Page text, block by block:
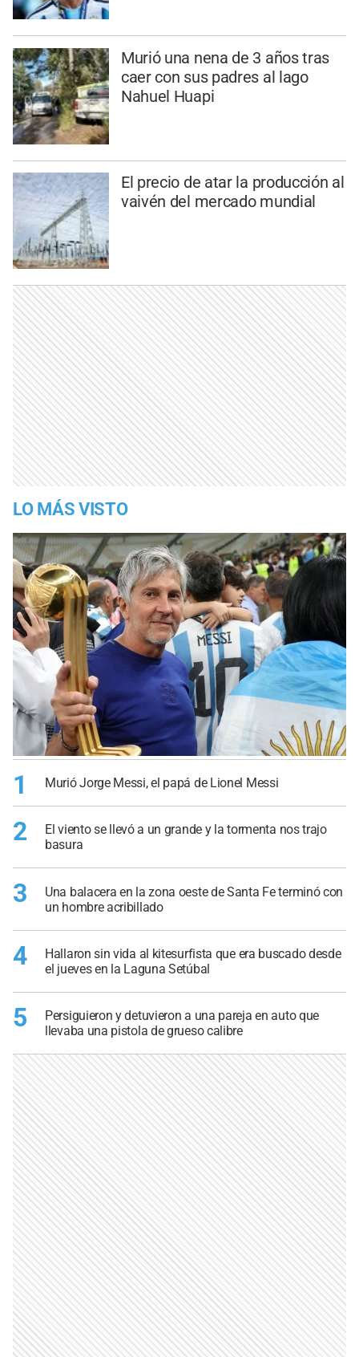
Murió una nena de 3 años tras
caer con sus padres al lago
Nahuel Huapi
El precio de atar la producción al
vaivén del mercado mundial
LO MÁS VISTO
1 Murió Jorge Messi, el papá de Lionel Messi
2
El viento se llevó a un grande y la tormenta nos trajo
basura
3
Una balacera en la zona oeste de Santa Fe terminó con
un hombre acribillado
4
Hallaron sin vida al kitesurfista que era buscado desde
el jueves en la Laguna Setúbal
5
Persiguieron y detuvieron a una pareja en auto que
llevaba una pistola de grueso calibre